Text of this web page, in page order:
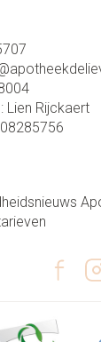
Lien Rijckaert